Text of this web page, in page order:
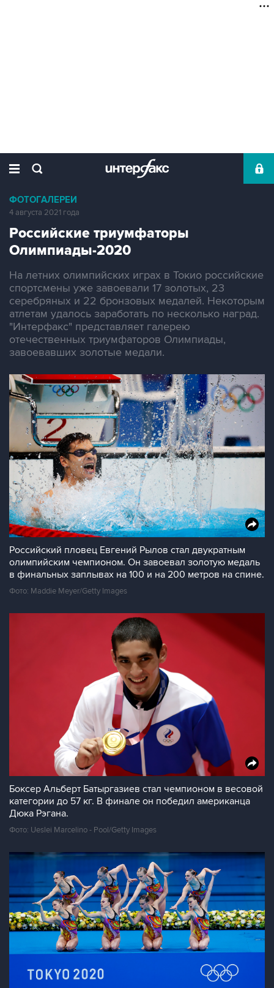
ФОТОГАЛЕРЕИ
4 августа 2021 года
Российские триумфаторы
Олимпиады-2020
На летних олимпийских играх в Токио российские
спортсмены уже завоевали 17 золотых, 23
серебряных и 22 бронзовых медалей. Некоторым
атлетам удалось заработать по несколько наград.
"Интерфакс" представляет галерею
отечественных триумфаторов Олимпиады,
завоевавших золотые медали.
Российский пловец Евгений Рылов стал двукратным
олимпийским чемпионом. Он завоевал золотую медаль
в финальных заплывах на 100 и на 200 метров на спине.
Фото: Maddie Meyer/Getty Images
Боксер Альберт Батыргазиев стал чемпионом в весовой
категории до 57 кг. В финале он победил американца
Дюка Рэгана.
Фото: Ueslei Marcelino - Pool/Getty Images